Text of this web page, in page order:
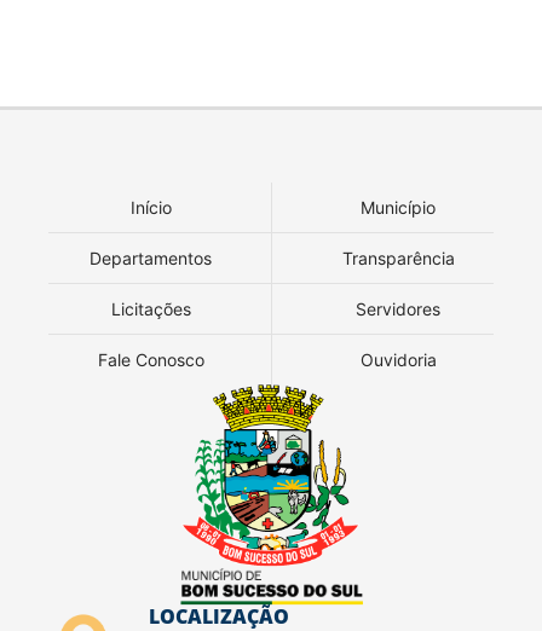
Início Município
Departamentos Transparência
Licitações Servidores
Fale Conosco Ouvidoria
LOCALIZAÇÃO